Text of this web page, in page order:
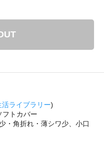
活ライブラリー)
フトカバー
・角折れ・薄シワ少、小口